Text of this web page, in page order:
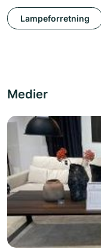
Lampeforretning
Medier